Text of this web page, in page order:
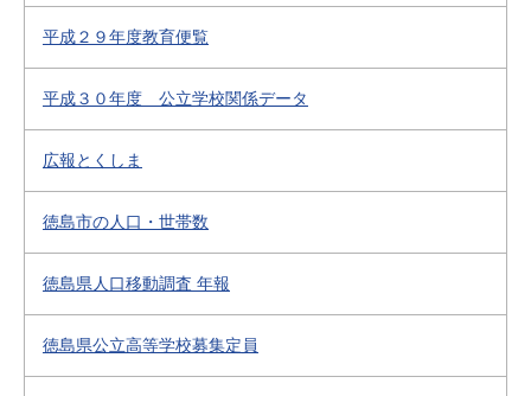
平成２９年度教育便覧
平成３０年度 公立学校関係データ
広報とくしま
徳島市の人口・世帯数
徳島県人口移動調査 年報
徳島県公立高等学校募集定員